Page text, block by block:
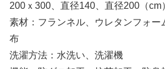
200ｘ300、直径140、直径200（cm
素材：フランネル、ウレタンフォー
布
洗濯方法：水洗い、洗濯機